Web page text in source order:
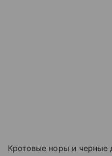
Кротовые норы и